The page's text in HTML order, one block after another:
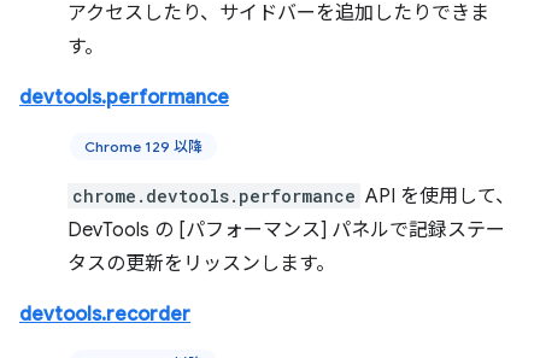
アクセスしたり、サイドバーを追加したりできま
す。
devtools.performance
Chrome 129 以降
chrome.devtools.performance API を使用して、
DevTools の [パフォーマンス] パネルで記録ステー
タスの更新をリッスンします。
devtools.recorder